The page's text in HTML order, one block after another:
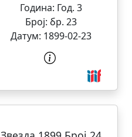
Година: Год. 3
Број: бр. 23
Датум: 1899-02-23